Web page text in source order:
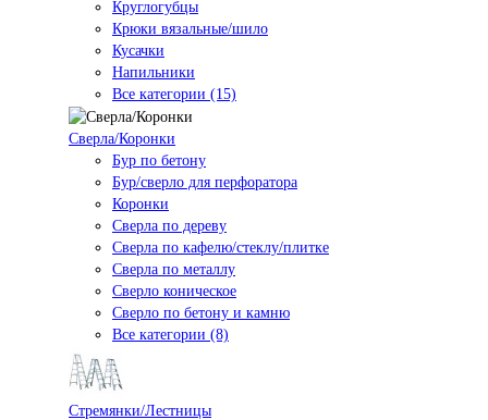
Круглогубцы
Крюки вязальные/шило
Кусачки
Напильники
Все категории (15)
Сверла/Коронки
Бур по бетону
Бур/сверло для перфоратора
Коронки
Сверла по дереву
Сверла по кафелю/стеклу/плитке
Сверла по металлу
Сверло коническое
Сверло по бетону и камню
Все категории (8)
Стремянки/Лестницы